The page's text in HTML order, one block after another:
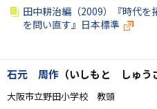
田中耕治編（2009）『時代
を問い直す』日本標準
石元 周作 （いしもと しゅう
大阪市立野田小学校 教頭